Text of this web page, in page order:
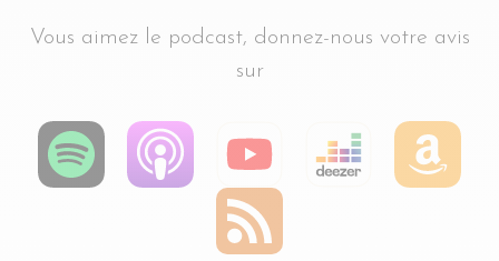
Vous aimez le podcast, donnez-nous votre avis
sur